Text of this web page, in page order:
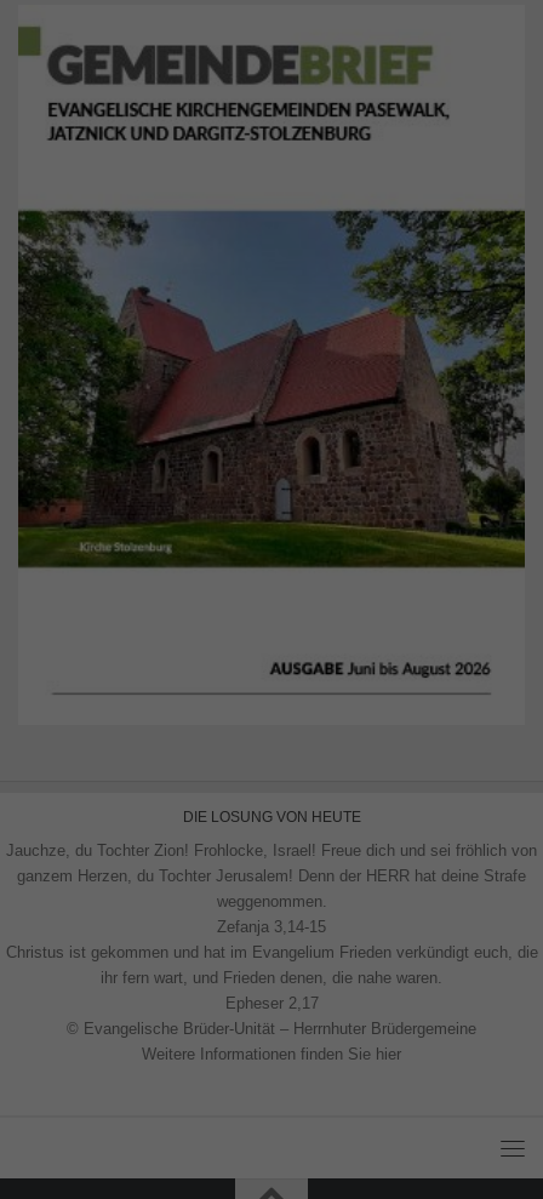
DIE LOSUNG VON HEUTE
Jauchze, du Tochter Zion! Frohlocke, Israel! Freue dich und sei fröhlich von
ganzem Herzen, du Tochter Jerusalem! Denn der HERR hat deine Strafe
weggenommen.
Zefanja 3,14-15
Christus ist gekommen und hat im Evangelium Frieden verkündigt euch, die
ihr fern wart, und Frieden denen, die nahe waren.
Epheser 2,17
© Evangelische Brüder-Unität – Herrnhuter Brüdergemeine
Weitere Informationen finden Sie hier